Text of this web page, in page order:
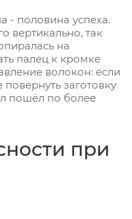
- половина успеха.
вертикально, так
на
палец к кромке
волокон: если
заготовку
пошёл по более
при